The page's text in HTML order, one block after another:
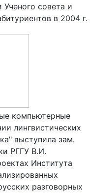
совета и
в 2004 г.
компьютерные
лингвистических
выступила зам.
РГГУ В.И.
Института
разговорных